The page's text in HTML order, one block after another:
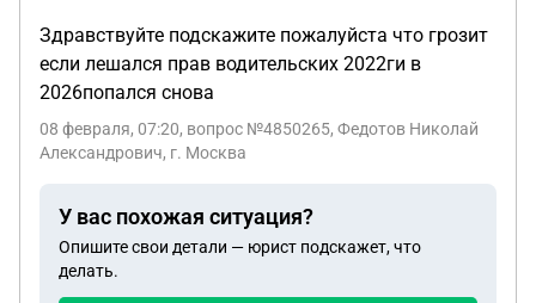
Здравствуйте подскажите пожалуйста что грозит
если лешался прав водительских 2022ги в
2026попался снова
08 февраля, 07:20, вопрос №4850265, Федотов Николай
Александрович, г. Москва
У вас похожая ситуация?
Опишите свои детали — юрист подскажет, что
делать.